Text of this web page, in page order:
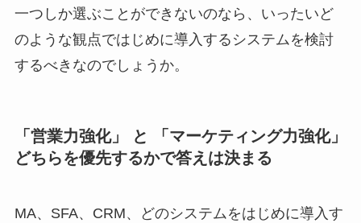
一つしか選ぶことができないのなら、いったいど
のような観点ではじめに導入するシステムを検討
するべきなのでしょうか。
「営業力強化」 と 「マーケティング力強化」
どちらを優先するかで答えは決まる
MA、SFA、CRM、どのシステムをはじめに導入す